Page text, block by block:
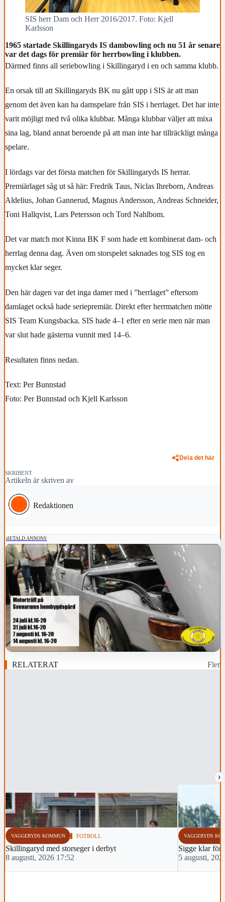
SIS herr Dam och Herr 2016/2017. Foto: Kjell
Karlsson
1965 startade Skillingaryds IS dambowling och nu 51 år senare
var det dags för premiär för herrbowling i klubben.
Därmed finns all seriebowling i Skillingaryd i en och samma klubb.
En orsak till att Skillingaryds BK nu gått upp i SIS är att man
genom det även kan ha damspelare från SIS i herrlaget. Det har inte
varit möjligt med två olika klubbar. Många klubbar väljer att mixa
sina lag, bland annat beroende på att man inte har tillräckligt många
spelare.
I lördags var det första matchen för Skillingaryds IS herrar.
Premiärlaget såg ut så här: Fredrik Taus, Niclas Ihreborn, Andreas
Aldelius, Johan Gannerud, Magnus Andersson, Andreas Schneider,
Toni Hallqvist, Lars Petersson och Tord Nahlbom.
Det var match mot Kinna BK F som hade ett kombinerat dam- och
herrlag denna dag. Även om storspelet saknades tog SIS tog en
mycket klar seger.
Den här dagen var det inga damer med i ”herrlaget” eftersom
damlaget också hade seriepremiär. Direkt efter herrmatchen mötte
SIS Team Kungsbacka. SIS hade 4–1 efter en serie men när man
var slut hade gästerna vunnit med 14–6.
Resultaten finns nedan.
Text: Per Bunnstad
Foto: Per Bunnstad och Kjell Karlsson
Dela det här
SKRIBENT
Artikeln är skriven av
Redaktionen
BETALD ANNONS
RELATERAT Fler
›
VAGGERYDS KOMMUN FOTBOLL
Skillingaryd med storseger i derbyt
8 augusti, 2026 17:52
VAGGERYDS
Sigge klar för
5 augusti,